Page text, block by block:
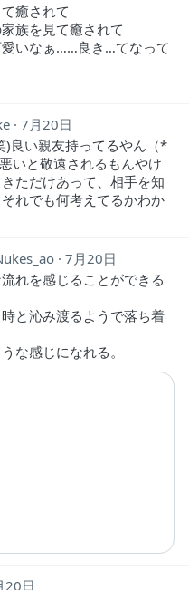
癒されて
族を見て癒されて
いなぁ……良き…てなって
7月20日
)良い親友持ってるやん（*
いと敬遠されるもんやけ
ただけあって、相手を知
れでも何考えてるかわか
7月20日
れを感じることができる
と沁み渡るようで落ち着
な感じになれる。
20日